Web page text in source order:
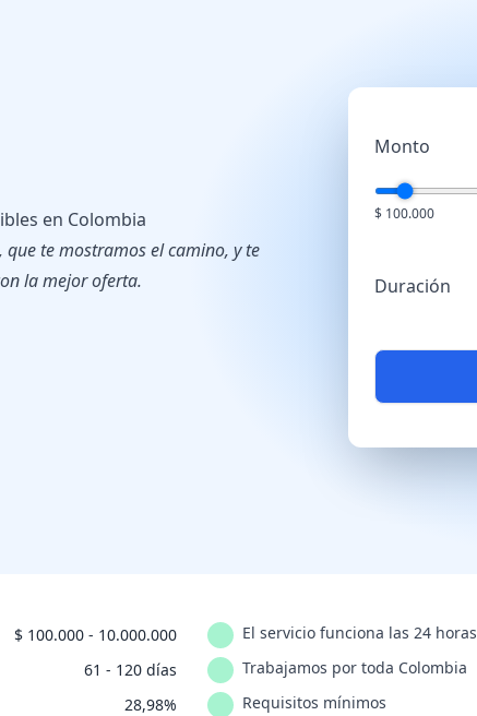
en Colombia
que te mostramos el camino, y te
la mejor oferta.
Monto
$ 100.000
Duración
$ 100.000 - 10.000.000
61 - 120 días
28,98%
El servicio funciona las 24 horas
Trabajamos por toda Colombia
Requisitos mínimos